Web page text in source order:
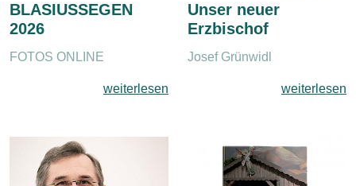
BLASIUSSEGEN
2026
FOTOS ONLINE
weiterlesen
Unser neuer
Erzbischof
Josef Grünwidl
weiterlesen